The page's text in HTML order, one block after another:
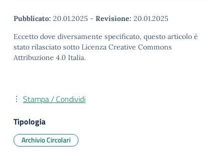
Pubblicato: 20.01.2025 - Revisione: 20.01.2025
Eccetto dove diversamente specificato, questo articolo è
stato rilasciato sotto Licenza Creative Commons
Attribuzione 4.0 Italia.
Stampa / Condividi
Tipologia
Archivio Circolari